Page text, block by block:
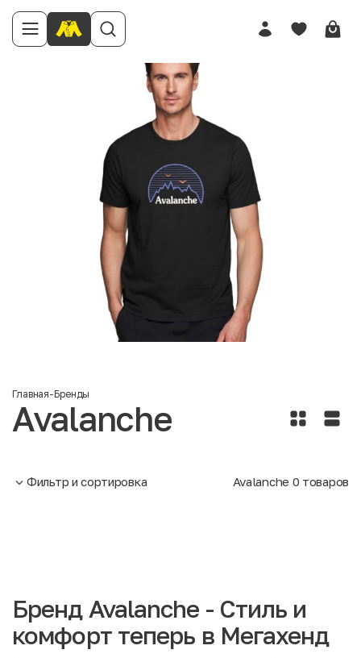
Главная-Бренды
Avalanche
Фильтр и сортировка Avalanche 0 товаров
Бренд Avalanche - Стиль и
комфорт теперь в Мегахенд